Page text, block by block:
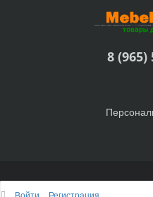
8 (965)
© Интернет-магазин
Войти Регистрация